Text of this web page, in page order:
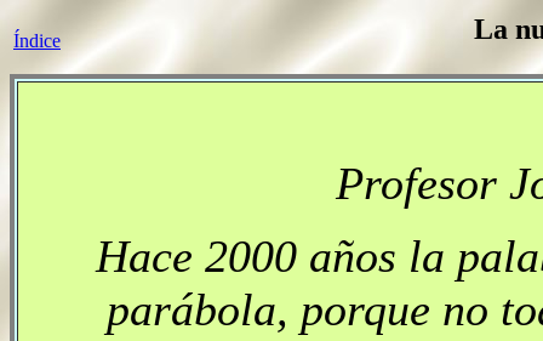
Índice La
Profesor
Hace 2000 años la
parábola, porque no